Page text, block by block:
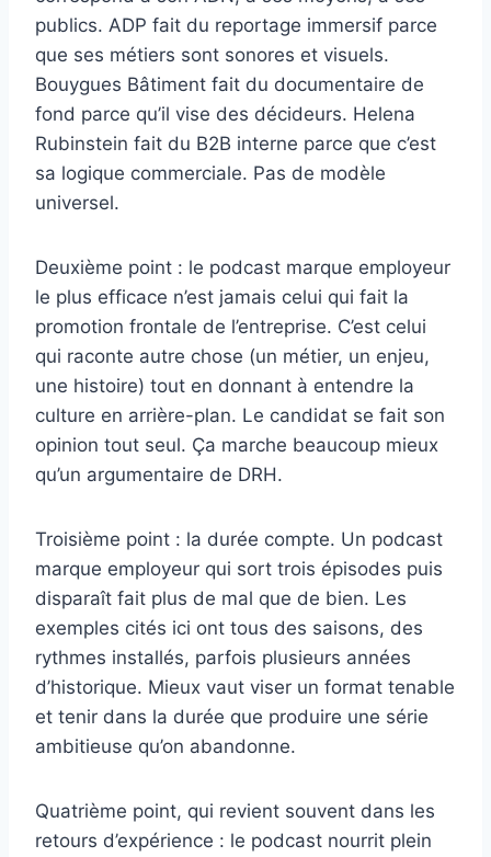
publics. ADP fait du reportage immersif parce
que ses métiers sont sonores et visuels.
Bouygues Bâtiment fait du documentaire de
fond parce qu’il vise des décideurs. Helena
Rubinstein fait du B2B interne parce que c’est
sa logique commerciale. Pas de modèle
universel.
Deuxième point : le podcast marque employeur
le plus efficace n’est jamais celui qui fait la
promotion frontale de l’entreprise. C’est celui
qui raconte autre chose (un métier, un enjeu,
une histoire) tout en donnant à entendre la
culture en arrière-plan. Le candidat se fait son
opinion tout seul. Ça marche beaucoup mieux
qu’un argumentaire de DRH.
Troisième point : la durée compte. Un podcast
marque employeur qui sort trois épisodes puis
disparaît fait plus de mal que de bien. Les
exemples cités ici ont tous des saisons, des
rythmes installés, parfois plusieurs années
d’historique. Mieux vaut viser un format tenable
et tenir dans la durée que produire une série
ambitieuse qu’on abandonne.
Quatrième point, qui revient souvent dans les
retours d’expérience : le podcast nourrit plein